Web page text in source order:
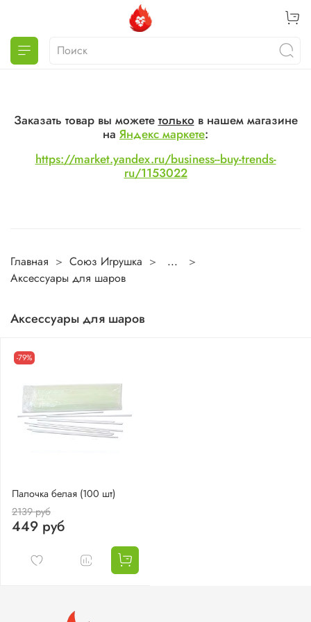
Заказать товар вы можете только в нашем магазине
на Яндекс маркете:
https://market.yandex.ru/business--buy-trends-
ru/1153022
Главная Союз Игрушка
...
Аксессуары для шаров
Аксессуары для шаров
-79%
Палочка белая (100 шт)
2139 руб
449 руб